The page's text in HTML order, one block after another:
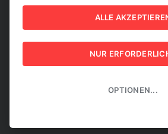
NEUER US-
WARSH KANN
FREITAG
ALLE
NUR
OPTIONEN...